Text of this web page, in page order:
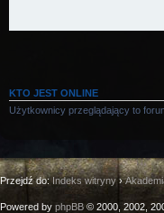
KTO JEST ONLINE
Użytkownicy przeglądający to
Przejdź do:Indeks witryny›
Powered by phpBB © 2000, 2002,